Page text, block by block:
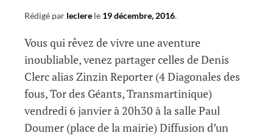
Rédigé par leclere le 19 décembre, 2016.
Vous qui rêvez de vivre une aventure
inoubliable, venez partager celles de Denis
Clerc alias Zinzin Reporter (4 Diagonales des
fous, Tor des Géants, Transmartinique)
vendredi 6 janvier à 20h30 à la salle Paul
Doumer (place de la mairie) Diffusion d’un